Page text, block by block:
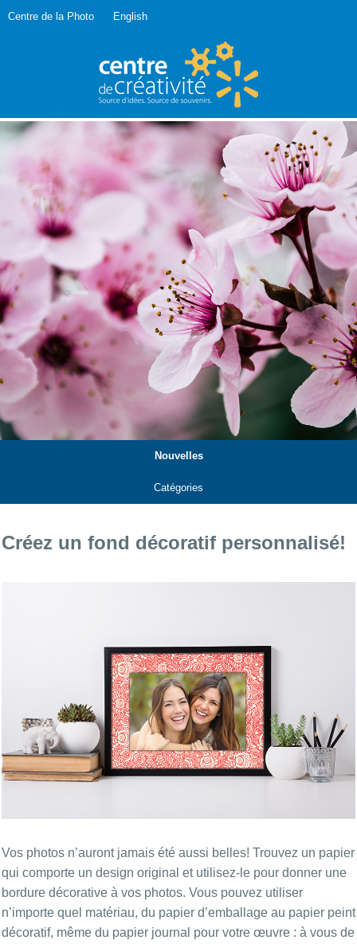
Centre de la Photo English
Nouvelles
Catégories
Créez un fond décoratif personnalisé!
Vos photos n’auront jamais été aussi belles! Trouvez un papier
qui comporte un design original et utilisez-le pour donner une
bordure décorative à vos photos. Vous pouvez utiliser
n’importe quel matériau, du papier d’emballage au papier peint
décoratif, même du papier journal pour votre œuvre : à vous de